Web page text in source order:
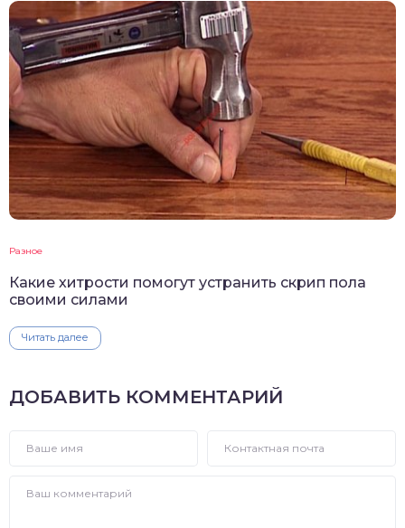
Разное
Какие хитрости помогут устранить скрип пола
своими силами
Читать далее
ДОБАВИТЬ КОММЕНТАРИЙ